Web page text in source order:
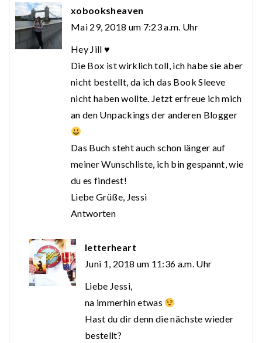
xobooksheaven
Mai 29, 2018 um 7:23 a.m. Uhr
Hey Jill ♥
Die Box ist wirklich toll, ich habe sie aber
nicht bestellt, da ich das Book Sleeve
nicht haben wollte. Jetzt erfreue ich mich
an den Unpackings der anderen Blogger
Das Buch steht auch schon länger auf
meiner Wunschliste, ich bin gespannt, wie
du es findest!
Liebe Grüße, Jessi
Antworten
letterheart
Juni 1, 2018 um 11:36 a.m. Uhr
Liebe Jessi,
na immerhin etwas
Hast du dir denn die nächste wieder
bestellt?